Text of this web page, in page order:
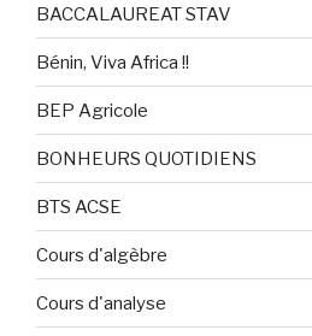
BACCALAUREAT STAV
Bénin, Viva Africa !!
BEP Agricole
BONHEURS QUOTIDIENS
BTS ACSE
Cours d'algèbre
Cours d'analyse